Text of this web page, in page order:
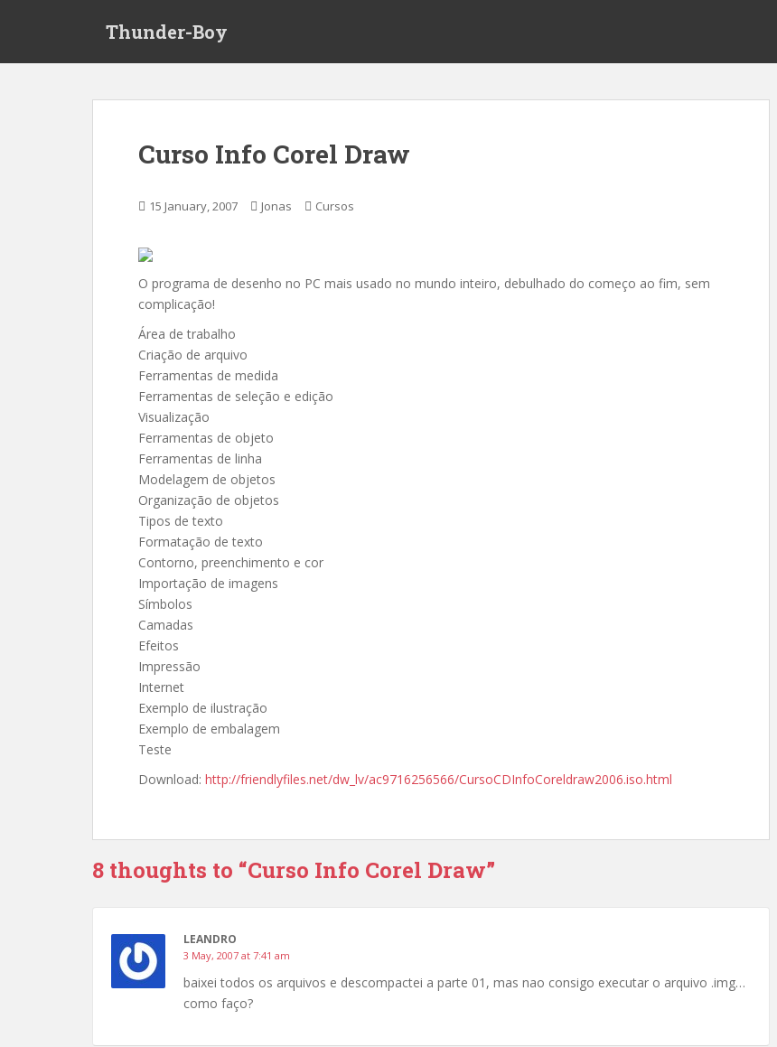
Thunder-Boy
Curso Info Corel Draw
15 January, 2007 Jonas Cursos
O programa de desenho no PC mais usado no mundo inteiro, debulhado do começo ao fim, sem
complicação!
Área de trabalho
Criação de arquivo
Ferramentas de medida
Ferramentas de seleção e edição
Visualização
Ferramentas de objeto
Ferramentas de linha
Modelagem de objetos
Organização de objetos
Tipos de texto
Formatação de texto
Contorno, preenchimento e cor
Importação de imagens
Símbolos
Camadas
Efeitos
Impressão
Internet
Exemplo de ilustração
Exemplo de embalagem
Teste
Download: http://friendlyfiles.net/dw_lv/ac9716256566/CursoCDInfoCoreldraw2006.iso.html
8 thoughts to “Curso Info Corel Draw”
LEANDRO
3 May, 2007 at 7:41 am
baixei todos os arquivos e descompactei a parte 01, mas nao consigo executar o arquivo .img…
como faço?